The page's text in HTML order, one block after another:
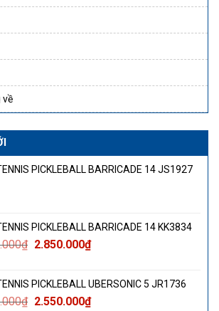
về
PICKLEBALL BARRICADE 14 JS1927
PICKLEBALL BARRICADE 14 KK3834
₫ Giá
4.300.000₫.
2.850.000₫Giá
là:
2.850.000₫.
PICKLEBALL UBERSONIC 5 JR1736
₫ Giá
2.550.000₫Giá